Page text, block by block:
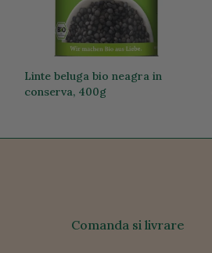
Linte beluga bio neagra in
conserva, 400g
Comanda si livrare